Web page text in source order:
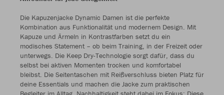
Die Kapuzenjacke Dynamic Damen ist die perfekte
Kombination aus Funktionalität und modernem Design. Mit
Kapuze und Ärmeln in Kontrastfarben setzt du ein
modisches Statement – ob beim Training, in der Freizeit oder
unterwegs. Die Keep Dry-Technologie sorgt dafür, dass du
selbst bei aktiven Momenten trocken und komfortabel
bleibst. Die Seitentaschen mit Reißverschluss bieten Platz für
deine Essentials und machen die Jacke zum praktischen